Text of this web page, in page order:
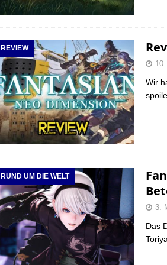
REVIEW
Wir
RUND UM DIE WELT
3.
Das